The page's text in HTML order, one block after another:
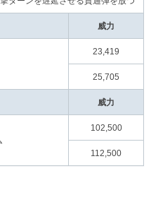
威力
23,419
25,705
威力
102,500
112,500